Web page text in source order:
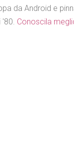
da Android e
'80. Conoscila